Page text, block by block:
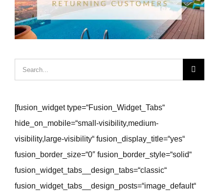
Hledat:
[fusion_widget type=“Fusion_Widget_Tabs“
hide_on_mobile=“small-visibility,medium-
visibility,large-visibility“ fusion_display_title=“yes“
fusion_border_size=“0″ fusion_border_style=“solid“
fusion_widget_tabs__design_tabs=“classic“
fusion_widget_tabs__design_posts=“image_default“